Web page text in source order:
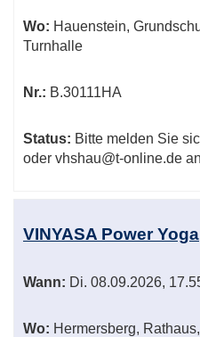
Wo: Hauenstein,
Turnhalle
Nr.: B.30111HA
Status: Bitte melden Sie
oder vhshau@t-online.de
VINYASA Power Yoga
Wann: Di. 08.09.2026,
Wo: Hermersberg,